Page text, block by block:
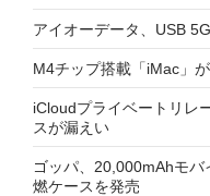
アイオーデータ、USB
M4チップ搭載「iMac」
iCloudプライベートリレ
スが漏えい
ゴッパ、20,000mAhモ
燃ケースを発売